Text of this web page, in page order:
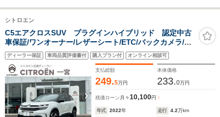
シトロエン
C5エアクロスSUV プラグインハイブリッド 認定中古
車保証/ワンオーナー/レザーシート/ETC/バックカメラ/純
正18インチアルミホイール/クルーズコントロール/アップ
ルカープレイ/アンドロイドオート/ブラインドスポットモ
ニター
ディーラー保証 車両品質評価書付 購入プラン付 オンライン相談可
支払総額
249.5万円
本体価格
233.0万円
残価ローン 月々 10,100円
年式 2022年 走行 4.2万km